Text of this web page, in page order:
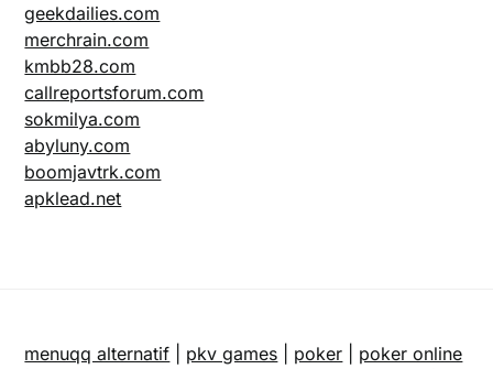
geekdailies.com
merchrain.com
kmbb28.com
callreportsforum.com
sokmilya.com
abyluny.com
boomjavtrk.com
apklead.net
menuqq alternatif pkv games poker
poker online